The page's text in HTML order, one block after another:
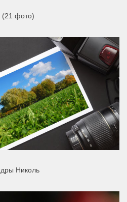
(21 фото)
Николь